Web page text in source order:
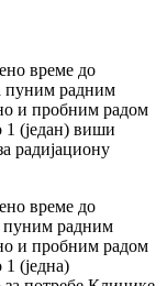
време до
пуним радним
и пробним радом
1 (један) виши
радијациону
време до
пуним радним
и пробним радом
(једна)